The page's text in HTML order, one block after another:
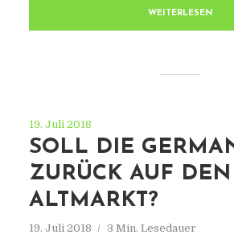
WEITERLESEN
19. Juli 2018
SOLL DIE
ZURÜCK AUF DEN
ALTMARKT?
19. Juli 2018 3 Min. Lesedauer